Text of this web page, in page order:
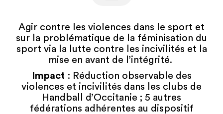
Agir contre les violences dans le sport et
sur la problématique de la féminisation du
sport via la lutte contre les incivilités et la
mise en avant de l’intégrité.
Impact : Réduction observable des
violences et incivilités dans les clubs de
Handball d’Occitanie ; 5 autres
fédérations adhérentes au dispositif